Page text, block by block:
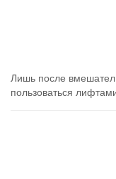
Лишь после
пользоваться